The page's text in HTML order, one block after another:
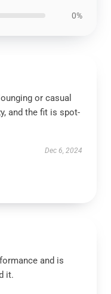
0%
or casual
and the fit is spot-
Dec 6, 2024
and is
it.